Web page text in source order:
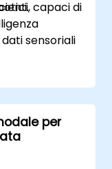
capaci di
sensoriali
compiti
in tempo
per